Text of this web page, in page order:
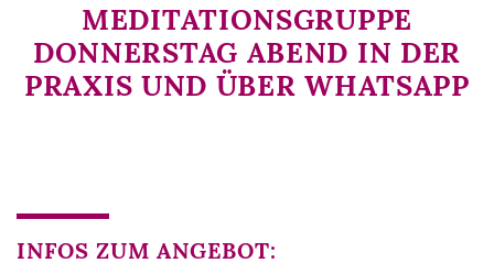
MEDITATIONSGRUPPE
DONNERSTAG ABEND IN DER
PRAXIS UND ÜBER WHATSAPP
INFOS ZUM ANGEBOT: